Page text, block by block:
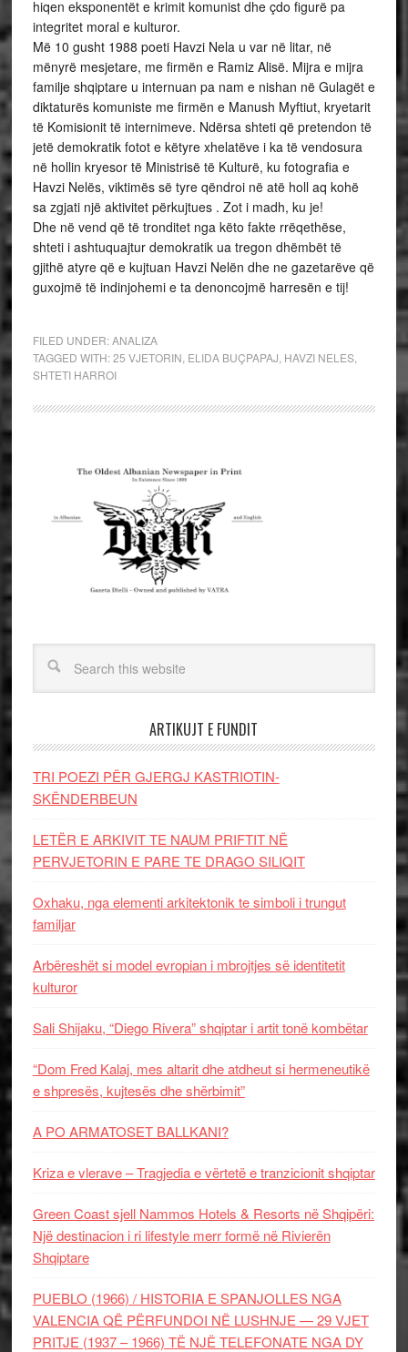
hiqen eksponentët e krimit komunist dhe çdo figurë pa
integritet moral e kulturor.
Më 10 gusht 1988 poeti Havzi Nela u var në litar, në
mënyrë mesjetare, me firmën e Ramiz Alisë. Mijra e mijra
familje shqiptare u internuan pa nam e nishan në Gulagët e
diktaturës komuniste me firmën e Manush Myftiut, kryetarit
të Komisionit të internimeve. Ndërsa shteti që pretendon të
jetë demokratik fotot e këtyre xhelatëve i ka të vendosura
në hollin kryesor të Ministrisë të Kulturë, ku fotografia e
Havzi Nelës, viktimës së tyre qëndroi në atë holl aq kohë
sa zgjati një aktivitet përkujtues . Zot i madh, ku je!
Dhe në vend që të tronditet nga këto fakte rrëqethëse,
shteti i ashtuquajtur demokratik ua tregon dhëmbët të
gjithë atyre që e kujtuan Havzi Nelën dhe ne gazetarëve që
guxojmë të indinjohemi e ta denoncojmë harresën e tij!
FILED UNDER:ANALIZA
TAGGED WITH:25 VJETORIN ELIDA BUÇPAPAJ HAVZI NELES,
SHTETI HARROI
ARTIKUJT E FUNDIT
TRI POEZI PËR GJERGJ KASTRIOTIN-
SKËNDERBEUN
LETËR E ARKIVIT TE NAUM PRIFTIT NË
PERVJETORIN E PARE TE DRAGO SILIQIT
Oxhaku, nga elementi arkitektonik te simboli i trungut
familjar
Arbëreshët si model evropian i mbrojtjes së identitetit
kulturor
Sali Shijaku, “Diego Rivera” shqiptar i artit tonë kombëtar
“Dom Fred Kalaj, mes altarit dhe atdheut si hermeneutikë
e shpresës, kujtesës dhe shërbimit”
A PO ARMATOSET BALLKANI?
Kriza e vlerave – Tragjedia e vërtetë e tranzicionit shqiptar
Green Coast sjell Nammos Hotels & Resorts në Shqipëri:
Një destinacion i ri lifestyle merr formë në Rivierën
Shqiptare
PUEBLO (1966) / HISTORIA E SPANJOLLES NGA
VALENCIA QË PËRFUNDOI NË LUSHNJE — 29 VJET
PRITJE (1937 – 1966) TË NJË TELEFONATE NGA DY